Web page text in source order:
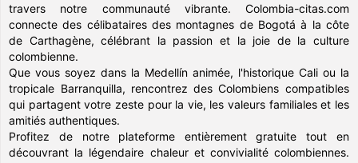
travers notre communauté vibrante. Colombia-citas.com
connecte des célibataires des montagnes de Bogotá à la côte
de Carthagène, célébrant la passion et la joie de la culture
colombienne.
Que vous soyez dans la Medellín animée, l'historique Cali ou la
tropicale Barranquilla, rencontrez des Colombiens compatibles
qui partagent votre zeste pour la vie, les valeurs familiales et les
amitiés authentiques.
Profitez de notre plateforme entièrement gratuite tout en
découvrant la légendaire chaleur et convivialité colombiennes.